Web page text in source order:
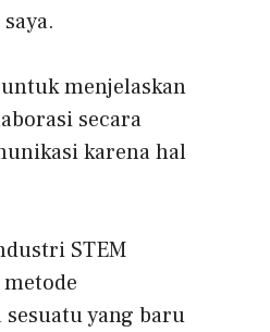
menjelaskan
secara
karena hal
STEM
yang baru